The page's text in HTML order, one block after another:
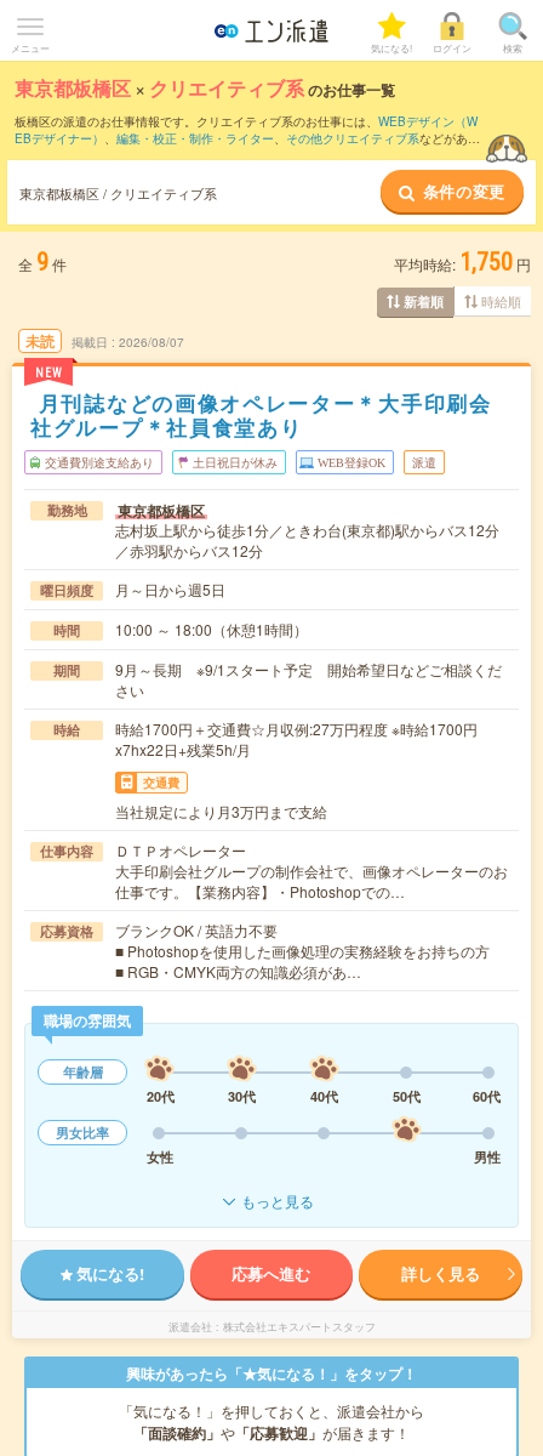
メニュー 気になる! ログイン 検索
東京都板橋区 × クリエイティブ系のお仕事一覧
板橋区の派遣のお仕事情報です。クリエイティブ系のお仕事には、 WEBデザイン（W
EBデザイナー） 、 編集・校正・制作・ライター、 その他クリエイティブ系などがあり
東京都板橋区 / クリエイティブ系 条件の変更
全 9件 平均時給: 1,750 円
新着順 時給順
未読
NEW
掲載日 2026/08/07
月刊誌などの画像オペレーター＊大手印刷会
社グループ＊社員食堂あり
交通費別途支給あり 土日祝日が休み WEB登録OK 派遣
勤務地 東京都板橋区
志村坂上駅から徒歩1分／ときわ台(東京都)駅からバス12分
／赤羽駅からバス12分
曜日頻度 月～日から週5日
時間 10:00 ～ 18:00（休憩1時間）
期間
9月～長期 ※9/1スタート予定 開始希望日などご相談くだ
さい
時給
時給1700円＋交通費☆月収例:27万円程度 ※時給1700円
x7hx22日+残業5h/月
交通費
当社規定により月3万円まで支給
仕事内容
ＤＴＰオペレーター
大手印刷会社グループの制作会社で、画像オペレーターのお
仕事です。【業務内容】・Photoshopでの…
応募資格
ブランクOK / 英語力不要
■ Photoshopを使用した画像処理の実務経験をお持ちの方
■ RGB・CMYK両方の知識必須があ…
職場の雰囲気
年齢層
20代
30代 40代 50代
60代
男女比率
女性
男性
もっと見る
気になる! 応募へ進む 詳しく見る
派遣会社 株式会社エキスパートスタッフ
興味があったら「★気になる！」をタップ！
「気になる！」を押しておくと、派遣会社から
「面談確約」 や 「応募歓迎」 が届きます！